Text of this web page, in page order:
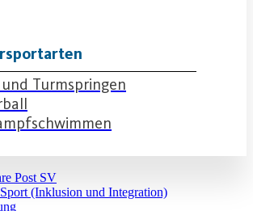
Turmspringen
Post SV
(Inklusion und Integration)